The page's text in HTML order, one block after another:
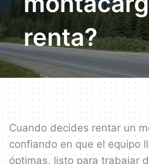
renta?
Cuando decides rentar un
confiando en que el equipo
óptimas, listo para trabajar